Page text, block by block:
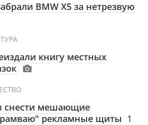
BMW X5 за нетрезвую
книгу местных
снести мешающие
рекламные щиты 1